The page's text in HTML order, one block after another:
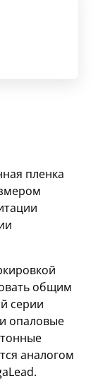
пленка
общим
серии
опаловые
аналогом